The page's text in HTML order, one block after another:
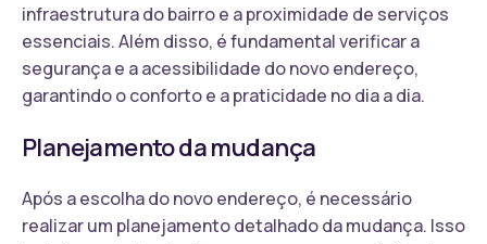
infraestrutura do bairro e a proximidade de serviços
essenciais. Além disso, é fundamental verificar a
segurança e a acessibilidade do novo endereço,
garantindo o conforto e a praticidade no dia a dia.
Planejamento da mudança
Após a escolha do novo endereço, é necessário
realizar um planejamento detalhado da mudança. Isso